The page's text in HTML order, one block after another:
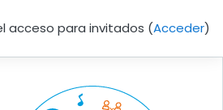
acceso para invitados (Acceder)